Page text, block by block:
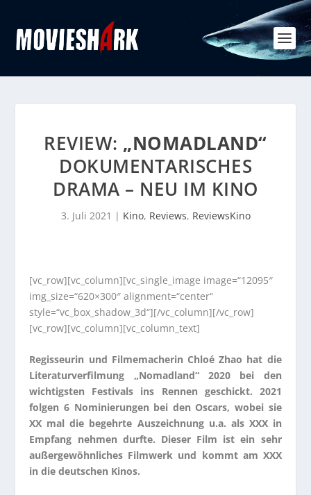
REVIEW: „NOMADLAND“
DOKUMENTARISCHES
DRAMA – NEU IM KINO
3. Juli 2021 | Kino, Reviews, ReviewsKino
[vc_row][vc_column][vc_single_image image=“12095″
img_size=“620×300″ alignment=“center“
style=“vc_box_shadow_3d“][/vc_column][/vc_row]
[vc_row][vc_column][vc_column_text]
Regisseurin und Filmemacherin Chloé Zhao hat die
Literaturverfilmung „Nomadland“ 2020 bei den
wichtigsten Festivals ins Rennen geschickt. 2021
folgen 6 Nominierungen bei den Oscars, wobei sie
XX mal die begehrte Auszeichnung u.a. als XXX in
Empfang nehmen durfte. Dieser Film ist ein sehr
außergewöhnliches Filmwerk und kommt am XXX
in die deutschen Kinos.